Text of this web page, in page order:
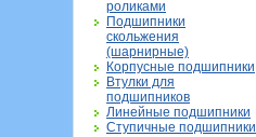
роликами
Подшипники
скольжения
(шарнирные)
Корпусные подшипники
Втулки для
подшипников
Линейные подшипники
Ступичные подшипники